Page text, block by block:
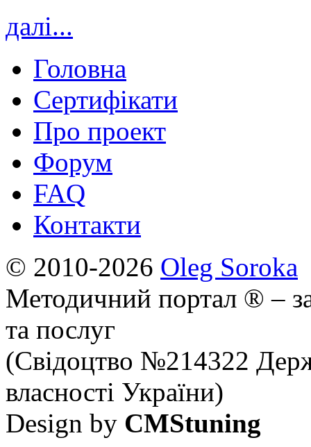
далі...
Головна
Сертифікати
Про проект
Форум
FAQ
Контакти
© 2010-2026 Oleg Soroka
Методичний портал ® –
та послуг
(Свідоцтво №214322
власності України)
Design by CMStuning